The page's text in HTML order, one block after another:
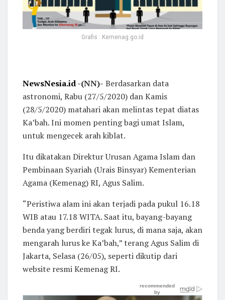
Grafis : Kemenag.go.id
NewsNesia.id-(NN)- Berdasarkan data
astronomi, Rabu (27/5/2020) dan Kamis
(28/5/2020) matahari akan melintas tepat diatas
Ka’bah. Ini momen penting bagi umat Islam,
untuk mengecek arah kiblat.
Itu dikatakan Direktur Urusan Agama Islam dan
Pembinaan Syariah (Urais Binsyar) Kementerian
Agama (Kemenag) RI, Agus Salim.
“Peristiwa alam ini akan terjadi pada pukul 16.18
WIB atau 17.18 WITA. Saat itu, bayang-bayang
benda yang berdiri tegak lurus, di mana saja, akan
mengarah lurus ke Ka’bah,” terang Agus Salim di
Jakarta, Selasa (26/05), seperti dikutip dari
website resmi Kemenag RI.